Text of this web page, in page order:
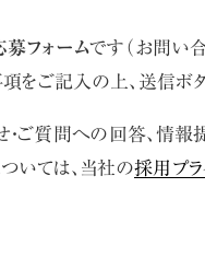
フォームです（お問い
をご記入の上、送信ボタ
ご質問への回答、情報
いては、当社の採用プラ